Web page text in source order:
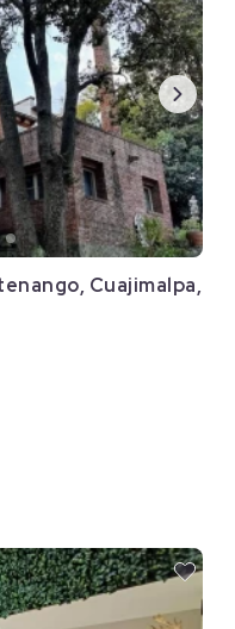
Cuajimalpa,